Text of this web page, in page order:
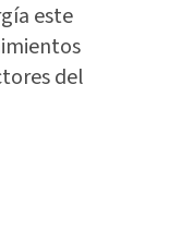
este
del